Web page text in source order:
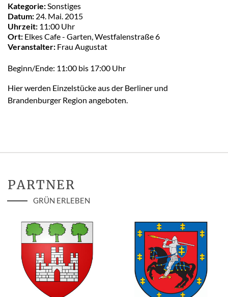
Kategorie: Sonstiges
Datum: 24. Mai. 2015
Uhrzeit: 11:00 Uhr
Ort: Elkes Cafe - Garten, Westfalenstraße 6
Veranstalter: Frau Augustat
Beginn/Ende: 11:00 bis 17:00 Uhr
Hier werden Einzelstücke aus der Berliner und
Brandenburger Region angeboten.
PARTNER
GRÜN ERLEBEN